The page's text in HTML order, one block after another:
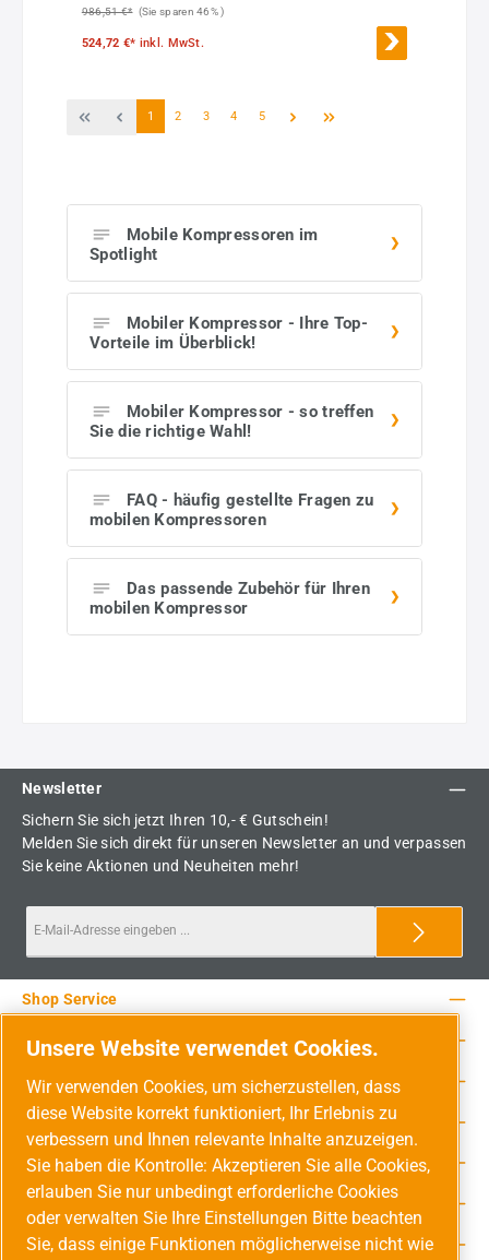
986,51 €* (Sie sparen 46% )
524,72 €* inkl. MwSt.
Seite
1 Seite
2 Seite
3 Seite
4 Seite
5
Mobile Kompressoren im
Spotlight
Mobiler Kompressor - Ihre Top-
Vorteile im Überblick!
Mobiler Kompressor - so treffen
Sie die richtige Wahl!
FAQ - häufig gestellte Fragen zu
mobilen Kompressoren
Das passende Zubehör für Ihren
mobilen Kompressor
Newsletter
Sichern Sie sich jetzt Ihren 10,- € Gutschein!
Melden Sie sich direkt für unseren Newsletter an und verpassen
Sie keine Aktionen und Neuheiten mehr!
Service-Hotline
Shop Service
Rechtliche Hinweise
Unsere Vorteile
Versandarten
Zahlungsarten
Adresse
Unsere Website verwendet Cookies.
Wir verwenden Cookies, um sicherzustellen, dass
diese Website korrekt funktioniert, Ihr Erlebnis zu
verbessern und Ihnen relevante Inhalte anzuzeigen.
Sie haben die Kontrolle: Akzeptieren Sie alle Cookies,
erlauben Sie nur unbedingt erforderliche Cookies
oder verwalten Sie Ihre Einstellungen Bitte beachten
Sie, dass einige Funktionen möglicherweise nicht wie